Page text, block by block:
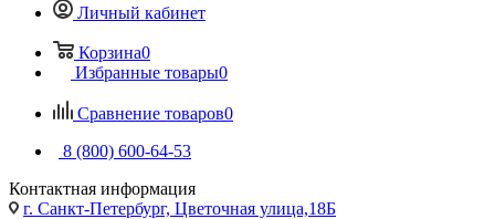
Личный кабинет
Корзина0
Избранные товары0
Сравнение товаров0
8 (800) 600-64-53
Контактная информация
г. Санкт-Петербург, Цветочная улица,18Б